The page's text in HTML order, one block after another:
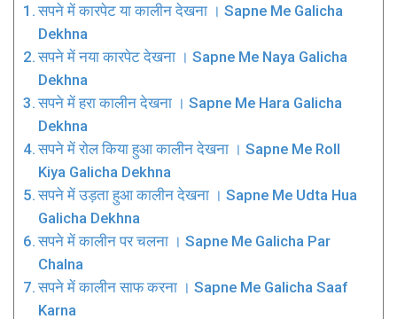
सपने में कारपेट या कालीन देखना । Sapne Me Galicha
Dekhna
सपने में नया कारपेट देखना । Sapne Me Naya Galicha
Dekhna
सपने में हरा कालीन देखना । Sapne Me Hara Galicha
Dekhna
सपने में रोल किया हुआ कालीन देखना । Sapne Me Roll
Kiya Galicha Dekhna
सपने में उड़ता हुआ कालीन देखना । Sapne Me Udta Hua
Galicha Dekhna
सपने में कालीन पर चलना । Sapne Me Galicha Par
Chalna
सपने में कालीन साफ करना । Sapne Me Galicha Saaf
Karna